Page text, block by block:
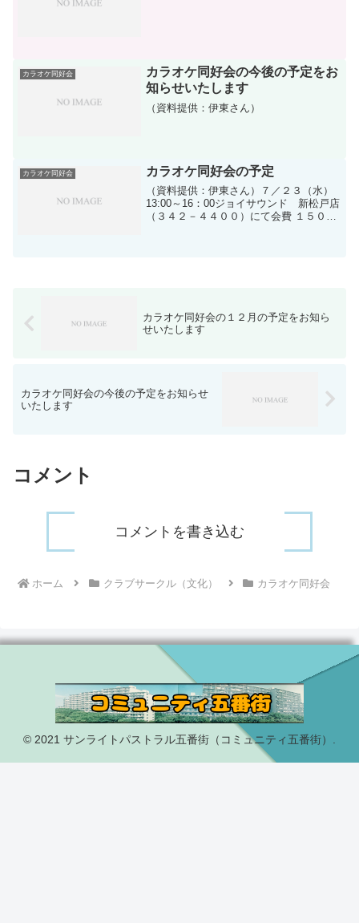
カラオケ同好会
カラオケ同好会の今後の予定をお
知らせいたします
（資料提供：伊東さん）
カラオケ同好会 カラオケ同好会の予定
（資料提供：伊東さん）７／２３（水）
13:00～16：00ジョイサウンド 新松戸店
（３４２－４４００）にて会費 １５００
カラオケ同好会の１２月の予定をお知ら
せいたします
カラオケ同好会の今後の予定をお知らせ
いたします
コメント
コメントを書き込む
ホーム クラブサークル（文化） カラオケ同好会
© 2021 サンライトパストラル五番街（コミュニティ五番街）.